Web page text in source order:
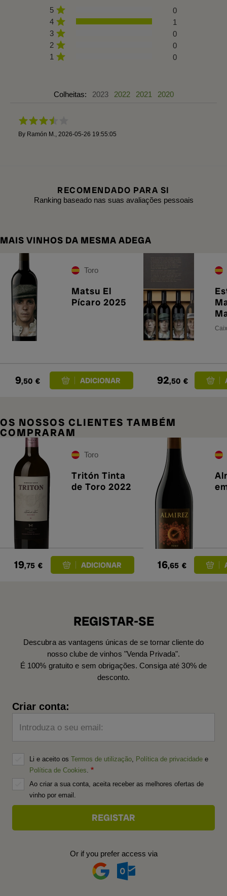
5
0
4
1
3
0
2
0
1
0
Colheitas: 2023 2022 2021 2020
By Ramón M. 2026-05-26 19:55:05
RECOMENDADO PARA SI
Ranking baseado nas suas avaliações pessoais
MAIS VINHOS DA MESMA ADEGA
Toro
Matsu El
Pícaro 2025
9,50 € 92,50 €
OS NOSSOS CLIENTES TAMBÉM
COMPRARAM
Toro
Tritón Tinta
de Toro 2022
19,75 € 16,65 €
REGISTAR-SE
Descubra as vantagens únicas de se tornar cliente do
nosso clube de vinhos "Venda Privada".
É 100% gratuito e sem obrigações. Consiga até 30% de
desconto.
Criar conta:
Introduza o seu email:
Li e aceito os Termos de utilização Política de privacidade e
Política de Cookies
Ao criar a sua conta, aceita receber as melhores ofertas de
vinho por email.
Or if you prefer access via